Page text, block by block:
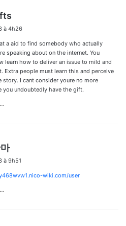
t
:
à 4h26
a aid to find somebody who actually
speaking about on the internet. You
learn how to deliver an issue to mild and
Extra people must learn this and perceive
I cant consider youre no more
you undoubtedly have the gift.
t
à 9h51
wiki.com/user